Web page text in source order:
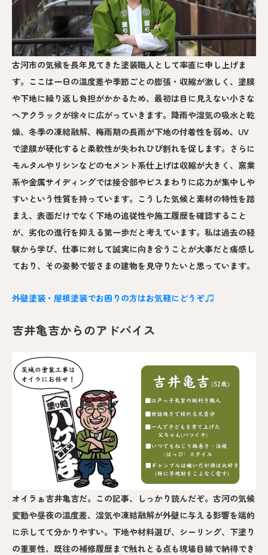
古河市の気候を長年見てきた塗装職人として率直に申し上げま
す。ここは一日の温度差や季節ごとの膨張・収縮が激しく、塗膜
や下地に繰り返し負担がかかるため、最初は目に見えない小さな
ヘアクラックが徐々に広がっていきます。降雨や湿気の吸水と乾
燥、冬季の凍結融解、梅雨期の長雨が下地の付着性を弱め、UV
で塗膜が硬化すると柔軟性が失われひび割れを促します。さらに
モルタルやリシンなどのセメント系仕上げは収縮が大きく、窯業
系や金属サイディングでは接合部やビスまわりに応力が集中しや
すいという性質を持っています。こうした気候と素材の特性を踏
まえ、表面だけでなく下地の追従性や施工履歴を確認すること
が、劣化の進行を抑える第一歩だと考えています。私は過去の経
験から学び、仕事に対して誠実に向き合うことが大事だと痛感し
ており、その姿勢で皆さまの建物を見守りたいと思っています。
外壁塗装・屋根塗装でお困りの方はお気軽にどうぞ
吉井亀吉からのアドバイス
オイラぁ吉井亀吉だ。この記事、しっかり読んだぞ。古河の気候
変動や昼夜の温度差、湿気や凍結融解が外壁に与える影響を端的
に示してて分かりやすい。下地や材料選び、シーリング、下塗り
の重要性、既往の補修履歴まで触れとる点も現場目線で納得でき